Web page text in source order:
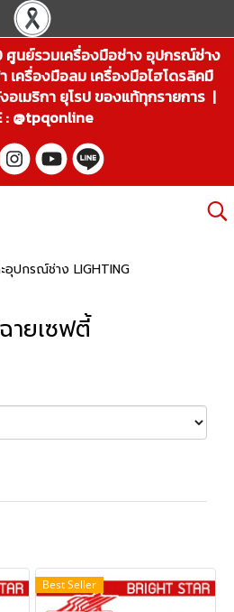
ศูนย์รวมเครื่องมือช่าง อุปกรณ์ช่าง
เครื่องมือลม เครื่องมือไฮโดรลิคมื
เมริกา ยุโรป ของแท้ทุกรายการ |
: @tpqonline
ปกรณ์ช่าง LIGHTING
ายเซฟตี้
Best Seller